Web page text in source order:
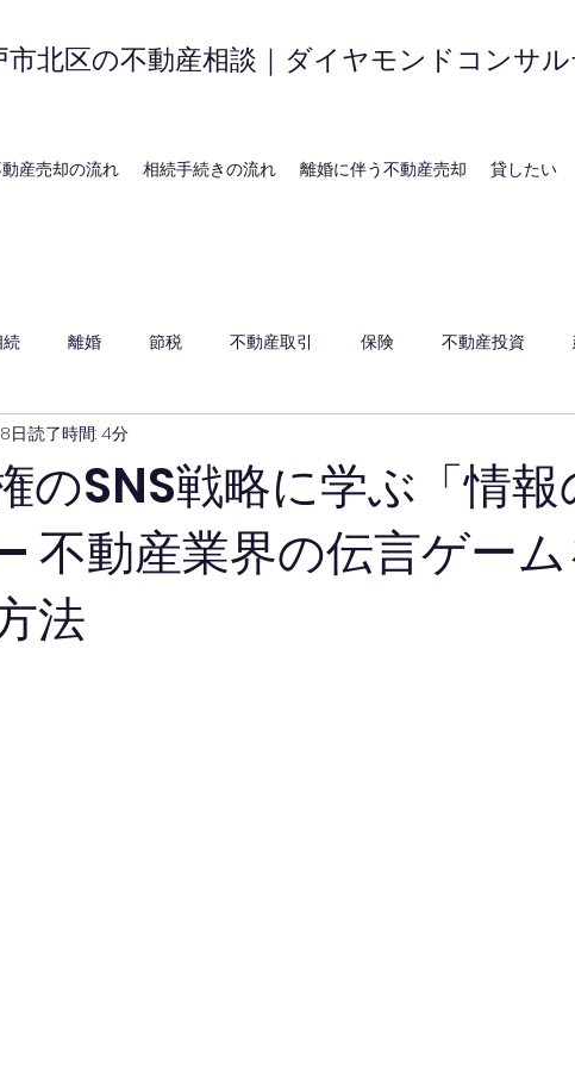
市北区の不動産相談｜ダイヤモンドコンサ
産売却の流れ 相続手続きの流れ 離婚に伴う不動産売却 貸したい
離婚 節税 不動産取引 保険 不動産投資
事
のSNS戦略に学ぶ「情
不動産業界の伝言ゲー
法
日読了時間: 4分